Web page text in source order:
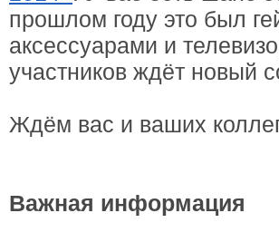
прошлом году это был
аксессуарами и
участников ждёт новый
Ждём вас и ваших
Важная информация